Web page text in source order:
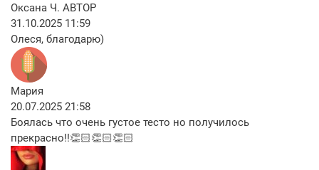
Оксана Ч. АВТОР
31.10.2025 11:59
Олеся, благодарю)
Мария
20.07.2025 21:58
Боялась что очень густое тесто но получилось
прекрасно!!👏🏻👏🏻👏🏻